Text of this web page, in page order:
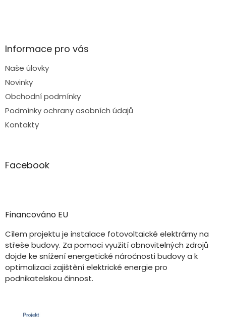
Informace pro vás
Naše úlovky
Novinky
Obchodní podmínky
Podmínky ochrany osobních údajů
Kontakty
Facebook
Financováno EU
Cílem projektu je instalace fotovoltaické elektrárny na
střeše budovy. Za pomoci využití obnovitelných zdrojů
dojde ke snížení energetické náročnosti budovy a k
optimalizaci zajištění elektrické energie pro
podnikatelskou činnost.